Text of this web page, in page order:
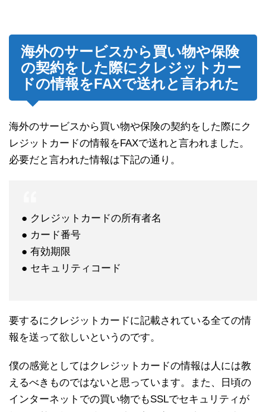
海外のサービスから買い物や保険
の契約をした際にクレジットカー
ドの情報をFAXで送れと言われた
海外のサービスから買い物や保険の契約をした際にク
レジットカードの情報をFAXで送れと言われました。
必要だと言われた情報は下記の通り。
● クレジットカードの所有者名
● カード番号
● 有効期限
● セキュリティコード
要するにクレジットカードに記載されている全ての情
報を送って欲しいというのです。
僕の感覚としてはクレジットカードの情報は人には教
えるべきものではないと思っています。また、日頃の
インターネットでの買い物でもSSLでセキュリティが